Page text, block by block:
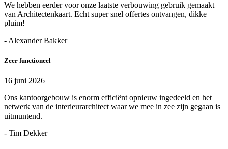
We hebben eerder voor onze laatste verbouwing gebruik gemaakt
van Architectenkaart. Echt super snel offertes ontvangen, dikke
pluim!
- Alexander Bakker
Zeer functioneel
16 juni 2026
Ons kantoorgebouw is enorm efficiënt opnieuw ingedeeld en het
netwerk van de interieurarchitect waar we mee in zee zijn gegaan is
uitmuntend.
- Tim Dekker